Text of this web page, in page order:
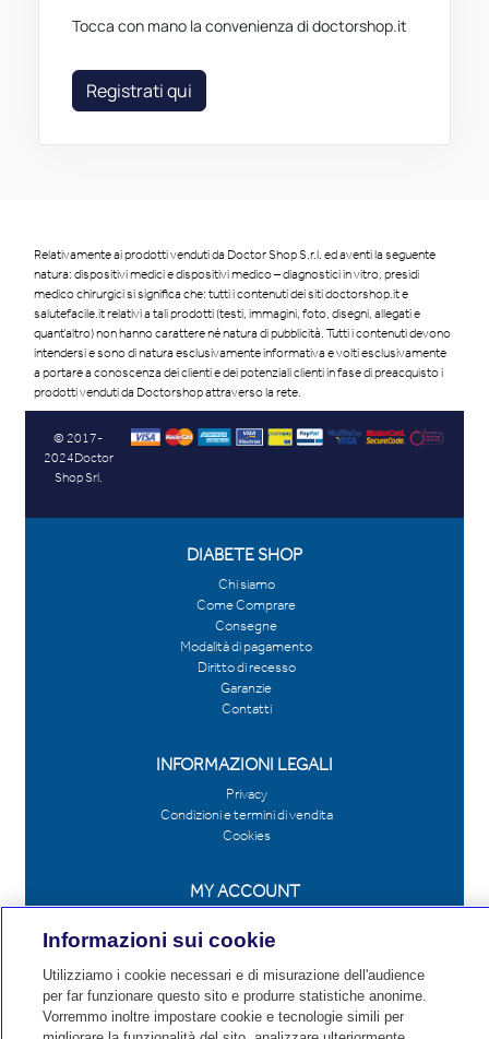
Tocca con mano la convenienza di doctorshop.it
Registrati qui
Relativamente ai prodotti venduti da Doctor Shop S.r.l. ed aventi la seguente
natura: dispositivi medici e dispositivi medico – diagnostici in vitro, presidi
medico chirurgici si significa che: tutti i contenuti dei siti doctorshop.it e
salutefacile.it relativi a tali prodotti (testi, immagini, foto, disegni, allegati e
quant’altro) non hanno carattere né natura di pubblicità. Tutti i contenuti devono
intendersi e sono di natura esclusivamente informativa e volti esclusivamente
a portare a conoscenza dei clienti e dei potenziali clienti in fase di preacquisto i
prodotti venduti da Doctorshop attraverso la rete.
© 2017-
2024Doctor
Shop Srl.
DIABETE SHOP
Chi siamo
Come Comprare
Consegne
Modalità di pagamento
Diritto di recesso
Garanzie
Contatti
INFORMAZIONI LEGALI
Privacy
Condizioni e termini di vendita
Cookies
MY ACCOUNT
I miei dati
CONTATTI
Medtronic Italia S.p.a.
Informazioni sui cookie
Utilizziamo i cookie necessari e di misurazione dell'audience
per far funzionare questo sito e produrre statistiche anonime.
Vorremmo inoltre impostare cookie e tecnologie simili per